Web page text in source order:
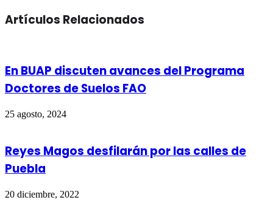
Email
Artículos Relacionados
En BUAP discuten avances del Programa
Doctores de Suelos FAO
25 agosto, 2024
Reyes Magos desfilarán por las calles de
Puebla
20 diciembre, 2022